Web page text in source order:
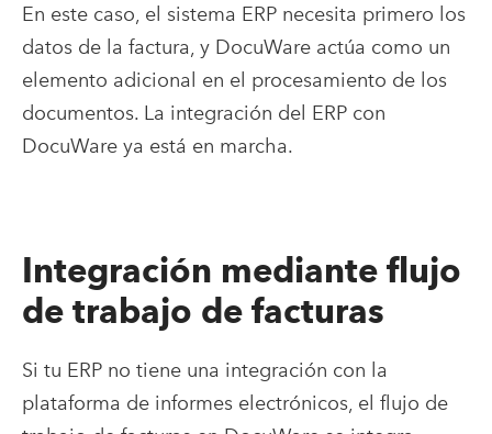
En este caso, el sistema ERP necesita primero los
datos de la factura, y DocuWare actúa como un
elemento adicional en el procesamiento de los
documentos. La integración del ERP con
DocuWare ya está en marcha.
Integración mediante flujo
de trabajo de facturas
Si tu ERP no tiene una integración con la
plataforma de informes electrónicos, el flujo de